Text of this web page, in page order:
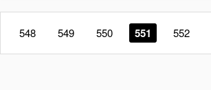
548 549 550 551 552